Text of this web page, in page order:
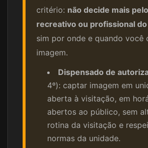
critério: não decide mais
recreativo ou profissional
sim por onde e quando você
imagem.
Dispensado de
4º): captar imagem em
aberta à visitação, em
abertos ao público, sem
rotina da visitação e
normas da unidade.